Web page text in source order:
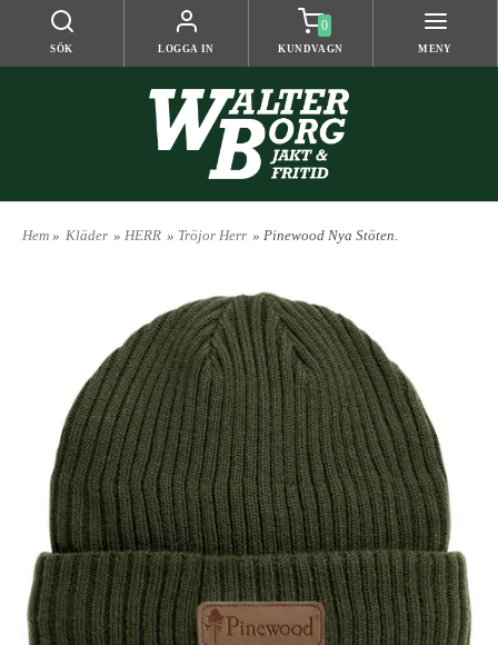
SÖK LOGGA IN
0
KUNDVAGN MENY
Hem » Kläder » HERR » Tröjor Herr » Pinewood Nya Stöten.